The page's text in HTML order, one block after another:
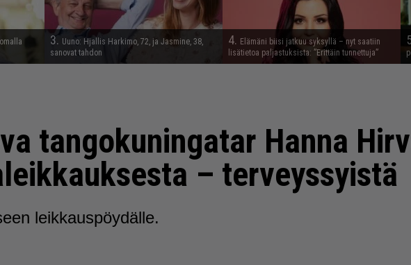
3. Uuno: Hjallis Harkimo, 72, ja Jasmine, 38,
sanovat tahdon
4. Elämäni biisi jatkuu syksyllä – nyt saatiin
lisätietoa paljastuksista: ”Erittäin tunnettuja”
tangokuningatar Hanna
– terveyssyistä
leikkauspöydälle.